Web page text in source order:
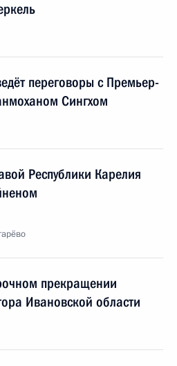
переговоры с Премьер-
Сингхом
Республики Карелия
прекращении
Ивановской области